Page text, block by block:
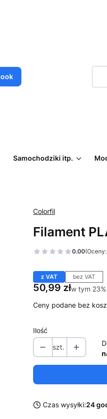
Samochodziki itp.
Colorfil
Filament
0.00
z VAT bez VAT
Cena
50,99 złw tym 23%
w tym 23%
Ceny podane bez
Ilość
szt.
Czas wysyłki:24